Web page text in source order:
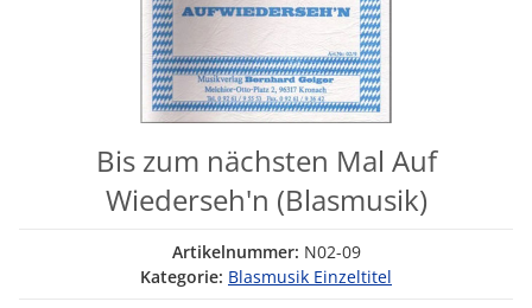
Bis zum nächsten Mal Auf
Wiederseh'n (Blasmusik)
Artikelnummer: N02-09
Kategorie: Blasmusik Einzeltitel